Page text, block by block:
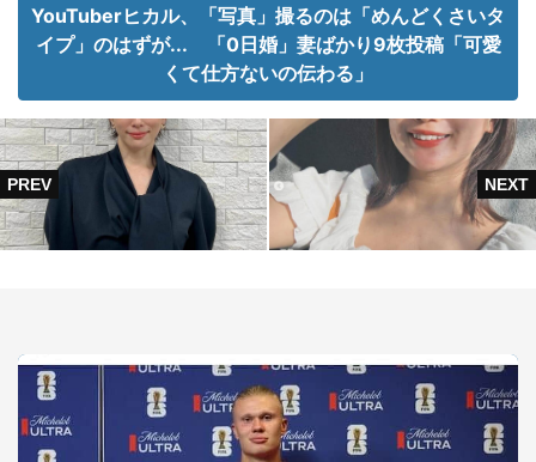
YouTuberヒカル、「写真」撮るのは「めんどくさいタ
イプ」のはずが... 「0日婚」妻ばかり9枚投稿「可愛
くて仕方ないの伝わる」